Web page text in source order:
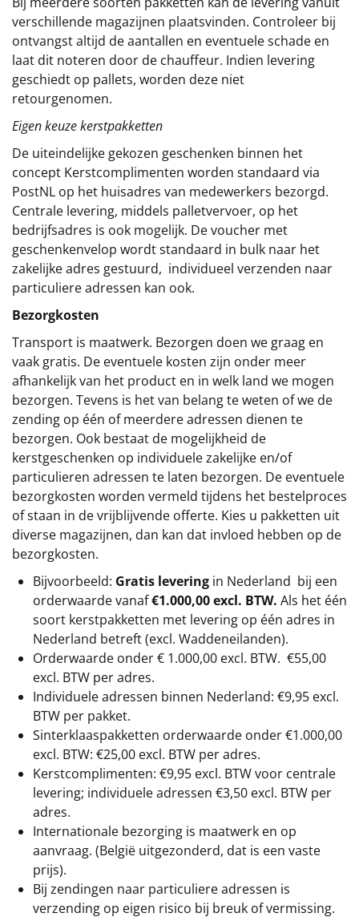
verschillende magazijnen plaatsvinden. Controleer bij
ontvangst altijd de aantallen en eventuele schade en
laat dit noteren door de chauffeur. Indien levering
geschiedt op pallets, worden deze niet
retourgenomen.
Eigen keuze kerstpakketten
De uiteindelijke gekozen geschenken binnen het
concept Kerstcomplimenten worden standaard via
PostNL op het huisadres van medewerkers bezorgd.
Centrale levering, middels palletvervoer, op het
bedrijfsadres is ook mogelijk. De voucher met
geschenkenvelop wordt standaard in bulk naar het
zakelijke adres gestuurd, individueel verzenden naar
particuliere adressen kan ook.
Bezorgkosten
Transport is maatwerk. Bezorgen doen we graag en
vaak gratis. De eventuele kosten zijn onder meer
afhankelijk van het product en in welk land we mogen
bezorgen. Tevens is het van belang te weten of we de
zending op één of meerdere adressen dienen te
bezorgen. Ook bestaat de mogelijkheid de
kerstgeschenken op individuele zakelijke en/of
particulieren adressen te laten bezorgen. De eventuele
bezorgkosten worden vermeld tijdens het bestelproces
of staan in de vrijblijvende offerte. Kies u pakketten uit
diverse magazijnen, dan kan dat invloed hebben op de
bezorgkosten.
Bijvoorbeeld: Gratis levering in Nederland bij een
orderwaarde vanaf€1.000,00 excl. BTW. Als het één
soort kerstpakketten met levering op één adres in
Nederland betreft (excl. Waddeneilanden).
Orderwaarde onder € 1.000,00 excl. BTW. €55,00
excl. BTW per adres.
Individuele adressen binnen Nederland: €9,95 excl.
BTW per pakket.
Sinterklaaspakketten orderwaarde onder €1.000,00
excl. BTW: €25,00 excl. BTW per adres.
Kerstcomplimenten: €9,95 excl. BTW voor centrale
levering; individuele adressen €3,50 excl. BTW per
adres.
Internationale bezorging is maatwerk en op
aanvraag. (België uitgezonderd, dat is een vaste
prijs).
Bij zendingen naar particuliere adressen is
verzending op eigen risico bij breuk of vermissing.